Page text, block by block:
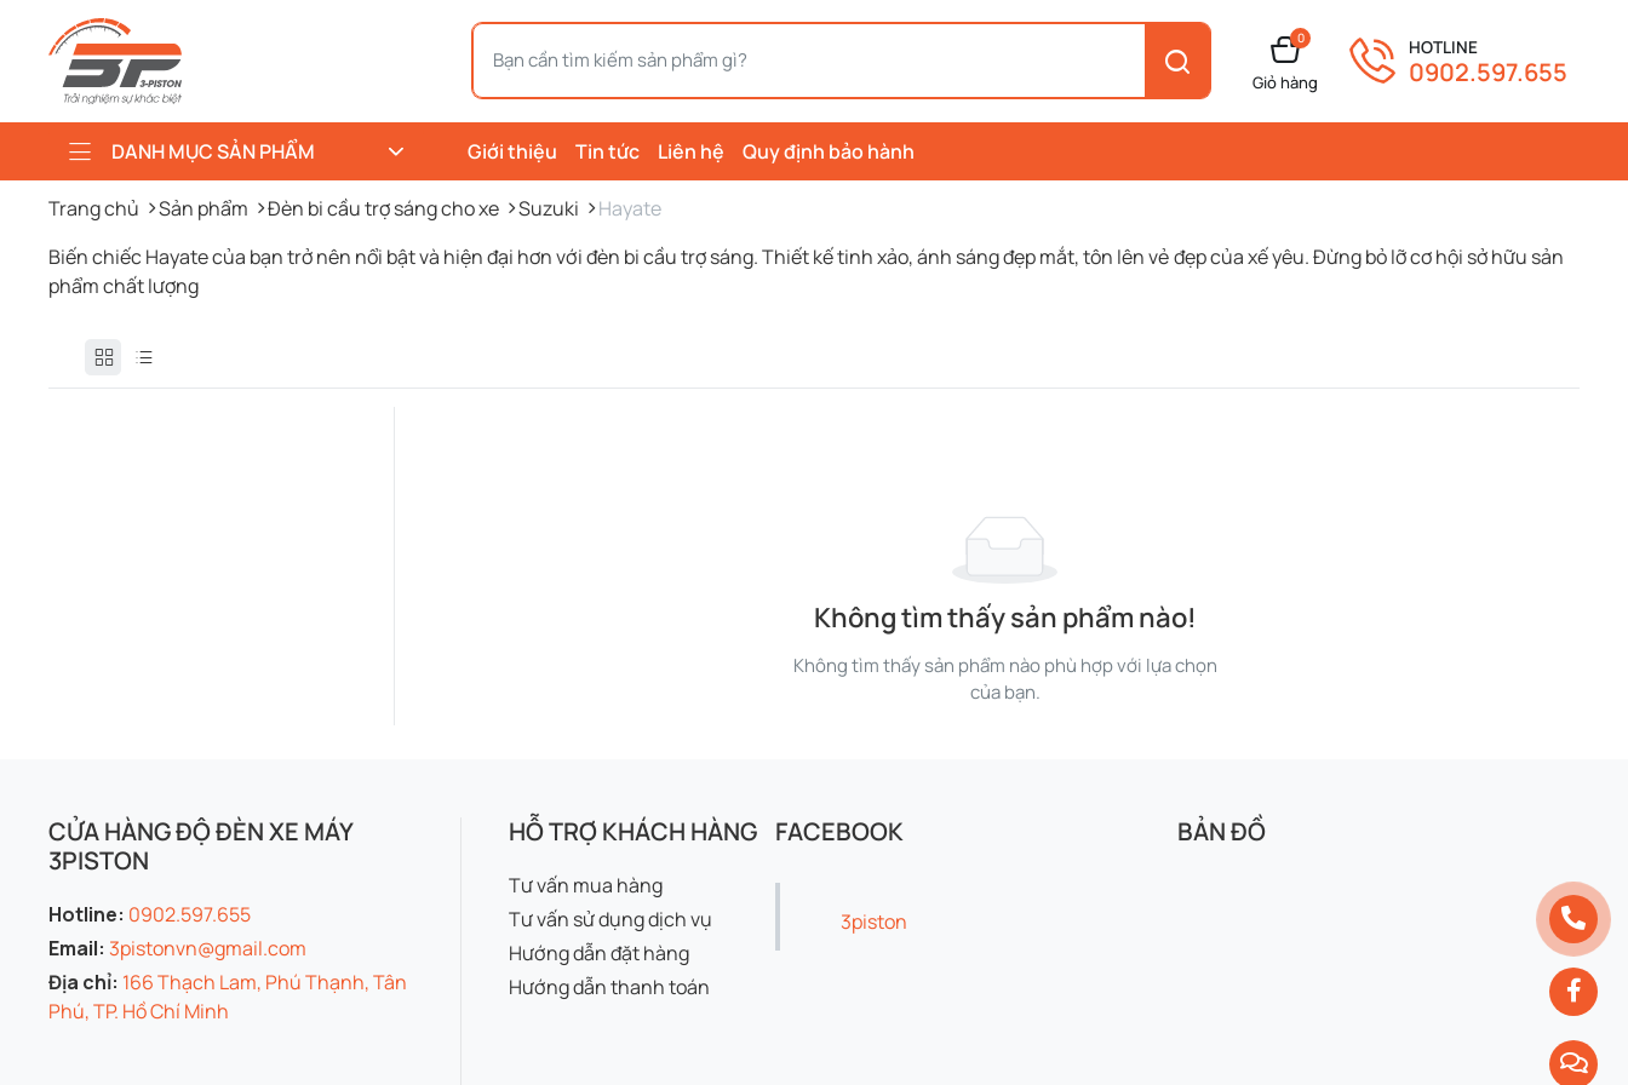
0
Giỏ hàng
HOTLINE
0902.597.655
DANH MỤC SẢN PHẨM Giới thiệu Tin tức Liên hệ Quy định bảo hành
Trang chủ Sản phẩm Đèn bi cầu trợ sáng cho xe Suzuki
Hayate
Biến chiếc Hayate của bạn trở nên nổi bật và hiện đại hơn với đèn bi cầu trợ sáng. Thiết kế tinh xảo, ánh sáng đẹp mắt, tôn lên vẻ đẹp của xế yêu. Đừng bỏ lỡ cơ hội sở hữu sản
phẩm chất lượng
Không tìm thấy sản phẩm nào!
Không tìm thấy sản phẩm nào phù hợp với lựa chọn
của bạn.
CỬA HÀNG ĐỘ ĐÈN XE MÁY
3PISTON
Hotline: 0902.597.655
Email: 3pistonvn@gmail.com
Địa chỉ: 166 Thạch Lam, Phú Thạnh, Tân
Phú, TP. Hồ Chí Minh
HỖ TRỢ KHÁCH HÀNG
Tư vấn mua hàng
Tư vấn sử dụng dịch vụ
Hướng dẫn đặt hàng
Hướng dẫn thanh toán
FACEBOOK
3piston
BẢN ĐỒ